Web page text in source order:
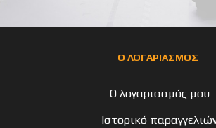
Ο ΛΟΓΑΡΙΑΣΜΟΣ
Ο λογαριασμός μου
Ιστορικό